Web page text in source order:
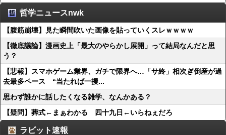
哲学ニュースnwk
【腹筋崩壊】見た瞬間吹いた画像を貼っていくスレｗｗｗｗ
【徹底議論】漫画史上「最大のやらかし展開」って結局なんだと思
う？
【悲報】スマホゲーム業界、ガチで限界へ…「サ終」相次ぎ倒産が過
去最多ペース “当たれば一攫...
思わず誰かに話したくなる雑学、なんかある？
【疑問】葬式←まぁわかる 四十九日←いらねぇだろ
ラビット速報